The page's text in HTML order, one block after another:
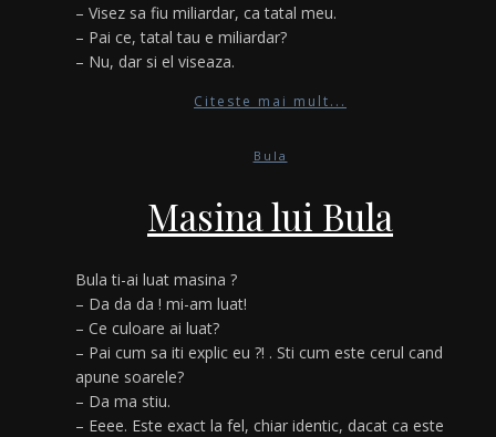
– Visez sa fiu miliardar, ca tatal meu.
– Pai ce, tatal tau e miliardar?
– Nu, dar si el viseaza.
Citeste mai mult...
Bula
Masina lui Bula
Bula ti-ai luat masina ?
– Da da da ! mi-am luat!
– Ce culoare ai luat?
– Pai cum sa iti explic eu ?! . Sti cum este cerul cand
apune soarele?
– Da ma stiu.
– Eeee. Este exact la fel, chiar identic, dacat ca este